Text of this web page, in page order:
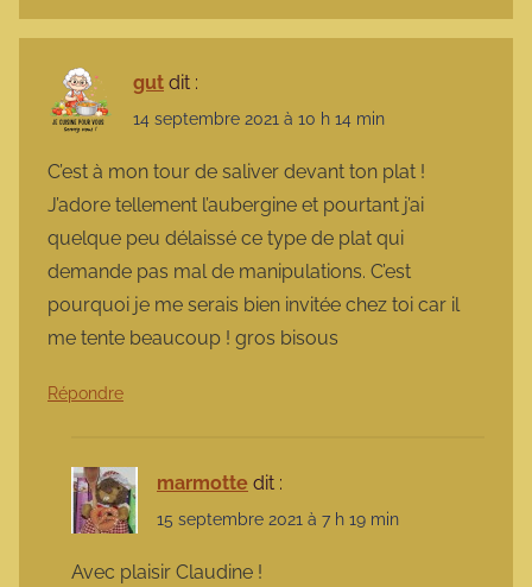
gut dit :
14 septembre 2021 à 10 h 14 min
C’est à mon tour de saliver devant ton plat !
J’adore tellement l’aubergine et pourtant j’ai
quelque peu délaissé ce type de plat qui
demande pas mal de manipulations. C’est
pourquoi je me serais bien invitée chez toi car il
me tente beaucoup ! gros bisous
Répondre
marmotte dit :
15 septembre 2021 à 7 h 19 min
Avec plaisir Claudine !